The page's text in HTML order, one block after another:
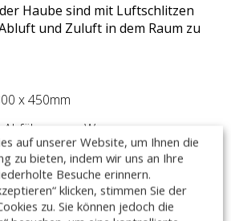
Haube sind mit Luftschlitzen
und Zuluft in dem Raum zu
x 450mm
von Wrasen
der Norm DIN EN 16282-2
LC2 Typ A
erreicht bis zu 98% für Partikel
auf unserer Website, um Ihnen die
zu bieten, indem wir uns an Ihre
Besuche erinnern.
klicken, stimmen Sie der
zu. Sie können jedoch die